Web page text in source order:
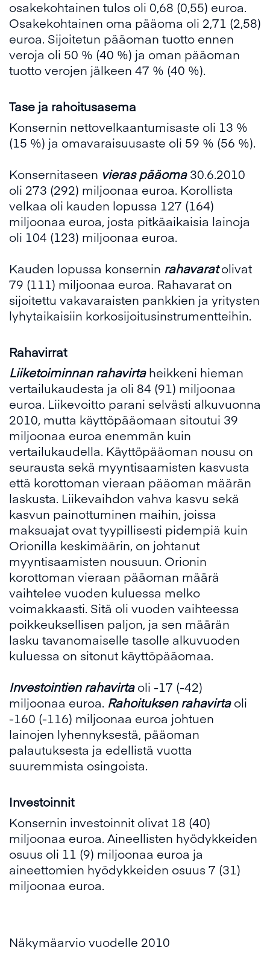
osakekohtainen tulos oli 0,68 (0,55) euroa.
Osakekohtainen oma pääoma oli 2,71 (2,58)
euroa. Sijoitetun pääoman tuotto ennen
veroja oli 50 % (40 %) ja oman pääoman
tuotto verojen jälkeen 47 % (40 %).
Tase ja rahoitusasema
Konsernin nettovelkaantumisaste oli 13 %
(15 %) ja omavaraisuusaste oli 59 % (56 %).
Konsernitaseen vieras pääoma30.6.2010
oli 273 (292) miljoonaa euroa. Korollista
velkaa oli kauden lopussa 127 (164)
miljoonaa euroa, josta pitkäaikaisia lainoja
oli 104 (123) miljoonaa euroa.
Kauden lopussa konsernin rahavaratolivat
79 (111) miljoonaa euroa. Rahavarat on
sijoitettu vakavaraisten pankkien ja yritysten
lyhytaikaisiin korkosijoitusinstrumentteihin.
Rahavirrat
Liiketoiminnan rahavirtaheikkeni hieman
vertailukaudesta ja oli 84 (91) miljoonaa
euroa. Liikevoitto parani selvästi alkuvuonna
2010, mutta käyttöpääomaan sitoutui 39
miljoonaa euroa enemmän kuin
vertailukaudella. Käyttöpääoman nousu on
seurausta sekä myyntisaamisten kasvusta
että korottoman vieraan pääoman määrän
laskusta. Liikevaihdon vahva kasvu sekä
kasvun painottuminen maihin, joissa
maksuajat ovat tyypillisesti pidempiä kuin
Orionilla keskimäärin, on johtanut
myyntisaamisten nousuun. Orionin
korottoman vieraan pääoman määrä
vaihtelee vuoden kuluessa melko
voimakkaasti. Sitä oli vuoden vaihteessa
poikkeuksellisen paljon, ja sen määrän
lasku tavanomaiselle tasolle alkuvuoden
kuluessa on sitonut käyttöpääomaa.
Investointien rahavirtaoli -17 (-42)
miljoonaa euroa. Rahoituksen rahavirtaoli
-160 (-116) miljoonaa euroa johtuen
lainojen lyhennyksestä, pääoman
palautuksesta ja edellistä vuotta
suuremmista osingoista.
Investoinnit
Konsernin investoinnit olivat 18 (40)
miljoonaa euroa. Aineellisten hyödykkeiden
osuus oli 11 (9) miljoonaa euroa ja
aineettomien hyödykkeiden osuus 7 (31)
miljoonaa euroa.
Näkymäarvio vuodelle 2010